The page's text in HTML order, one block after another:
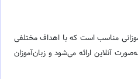
مناسب است که با اهداف مختلفی
آنلاین ارائه می‌شود و زبان‌آموزان